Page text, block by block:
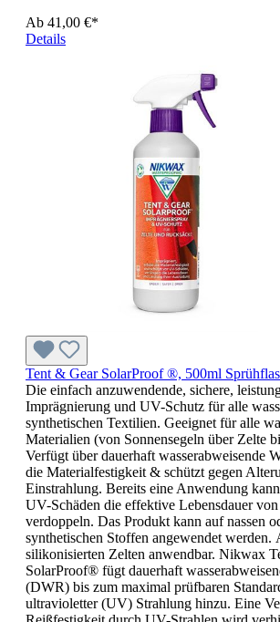
Ab 41,00 €*
Details
Tent & Gear SolarProof ®, 500ml
Die einfach anzuwendende, sichere,
Imprägnierung und UV-Schutz für alle
synthetischen Textilien. Geeignet für alle
Materialien (von Sonnensegeln über Zelte
Verfügt über dauerhaft wasserabweisende
die Materialfestigkeit & schützt gegen
Einstrahlung. Bereits eine Anwendung
UV-Schäden die effektive Lebensdauer
verdoppeln. Das Produkt kann auf nassen
synthetischen Stoffen angewendet werden.
silikonisierten Zelten anwendbar. Nikwax
SolarProof® fügt dauerhaft
(DWR) bis zum maximal prüfbaren
ultravioletter (UV) Strahlung hinzu. Eine